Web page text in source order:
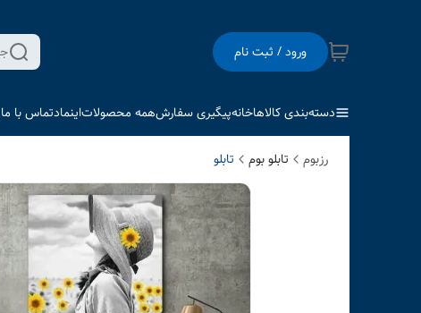
ورود / ثبت نام
دسته‌بندی کالاهاخانهپیگیری سفارشهمه محصولاتاینمادتماس با ما
رزبوم تابلو بوم تابلو